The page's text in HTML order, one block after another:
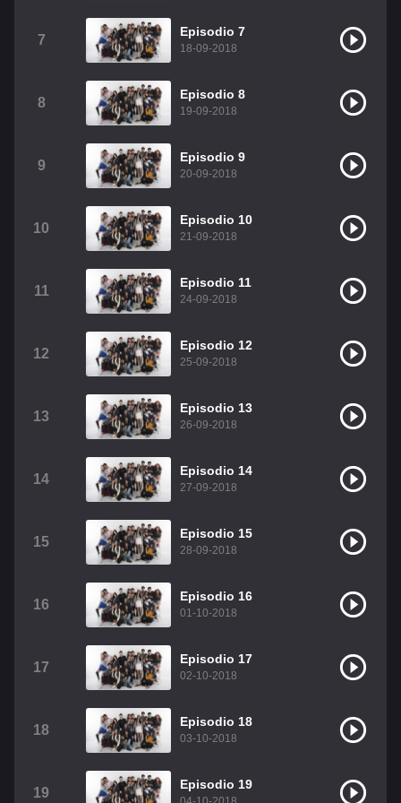
Christian Chavez
Dulce María
RBD Como Assistir Legendado
7
Episodio 7
18-09-2018
8
Episodio 8
19-09-2018
9
Episodio 9
20-09-2018
10
Episodio 10
21-09-2018
11
Episodio 11
24-09-2018
12
Episodio 12
25-09-2018
13
Episodio 13
26-09-2018
14
Episodio 14
27-09-2018
15
Episodio 15
28-09-2018
16
Episodio 16
01-10-2018
17
Episodio 17
02-10-2018
18
Episodio 18
03-10-2018
19
Episodio 19